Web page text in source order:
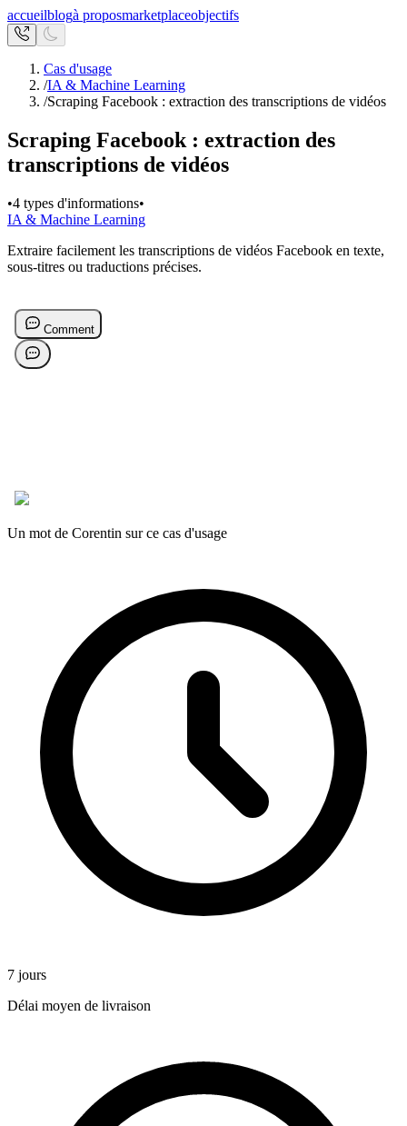
accueilblogà proposmarketplaceobjectifs
Cas d'usage
/IA & Machine Learning
/Scraping Facebook : extraction des transcriptions de vidéos
Scraping Facebook : extraction des
transcriptions de vidéos
•4 types d'informations•
IA & Machine Learning
Extraire facilement les transcriptions de vidéos Facebook en texte,
sous-titres ou traductions précises.
Un mot de Corentin sur ce cas d'usage
7 jours
Délai moyen de livraison